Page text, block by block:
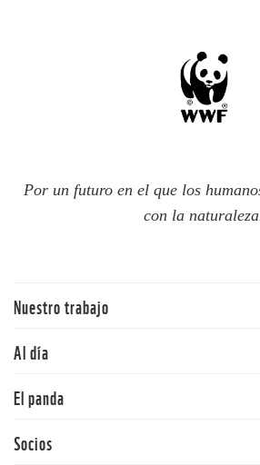
Por un futuro en el que los
con la
Nuestro trabajo
Cambio climático
Mercados y empresas comunitarias
Al día
Publicaciones
Blog del panda
El panda
Socios